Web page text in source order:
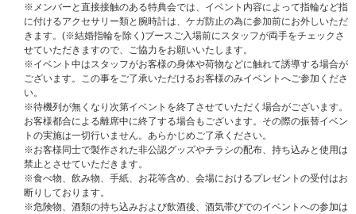
ご事情により、完了後からイベント日までに苗字が変更になる場合は、変更
前と変更後の指定の身分証明書を必ずお持ちください。
■イベント当日に必要なもの
1.『電子チケット』
2.『主催者が指定する顔写真付きの指定身分証明書』(写真・コピー・期限
切れ不可)
をご持参の上、『電子チケット』または『ticket boardのマイページ』に記
載された集合時間にお集まりください。
※上記2点をお持ちでない方は、いかなる理由があってもご参加いただけま
せん。あらかじめご了承ください。
※ご本人確認の際に、『主催者が指定する顔写真付きの身分証明書』との照
合を行なわせていただきますので、マスクを着用されている方は確認の際に
限りマスクをお取りいただきますようご協力をお願い申し上げます。
※『電子チケット』の情報は各ストアでのご注文時情報になりますので、必
※メンバーと直接接触のある特典会では、イベント内容によって指輪など指
に付けるアクセサリー類と腕時計は、ケガ防止の為に参加前にお外しいただ
きます。(※結婚指輪を除く)ブースご入場前にスタッフが両手をチェックさ
せていただきますので、ご協力をお願いいたします。
※イベント中はスタッフがお客様の身体や荷物などに触れて誘導する場合が
ございます。この事をご了承いただけるお客様のみイベントへご参加くださ
い。
※待機列が無くなり次第イベントを終了させていただく場合がございます。
お客様都合による離席中に終了する場合もございます。その際の振替イベン
トの実施は一切行いません。あらかじめご了承ください。
※お客様同士で製作された非公認グッズやチラシの配布、持ち込みと使用は
禁止とさせていただきます。
※食べ物、飲み物、手紙、お花等含め、会場におけるプレゼントの受付はお
断りしております。
※危険物、酒類の持ち込みおよび飲酒後、酒気帯びでのイベントへの参加は